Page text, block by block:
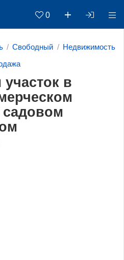
0
Свободный Недвижимость
в
садовом